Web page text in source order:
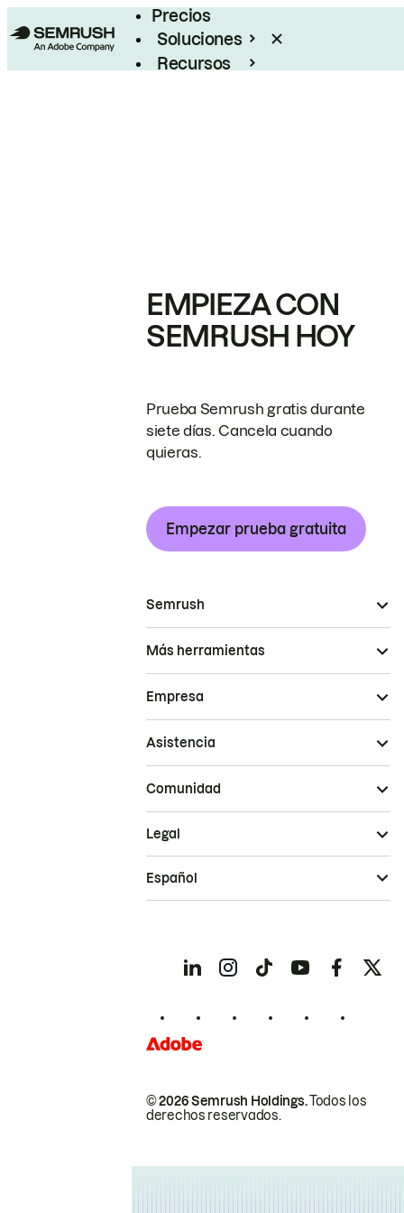
Precios
Soluciones
Recursos
EMPIEZA CON
SEMRUSH HOY
Prueba Semrush gratis durante
siete días. Cancela cuando
quieras.
Empezar prueba gratuita
Semrush
Más herramientas
Empresa
Asistencia
Comunidad
© 2026 Semrush Holdings.Todos los
derechos reservados.
Legal
Español